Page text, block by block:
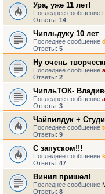
Ура, уже 11 лет!
Последнее сообщение
Ответы: 14
Чипльдуку 10 лет
Последнее сообщение
Ответы: 5
Ну очень
Последнее сообщение
Ответы: 2
ЧипльТОК-
Последнее сообщение
Ответы: 3
Чайпилдук +
Последнее сообщение
Ответы: 9
С запуском!!!
Последнее сообщение
Ответы: 47
Винил пришел!
Последнее сообщение
Ответы: 8